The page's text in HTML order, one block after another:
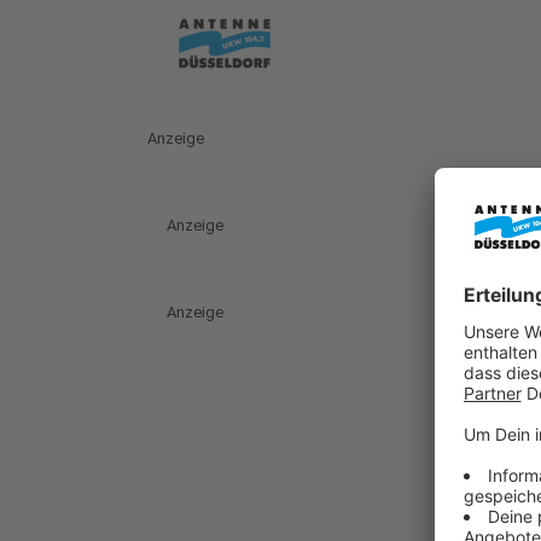
Anzeige
Anzeige
Anzeige